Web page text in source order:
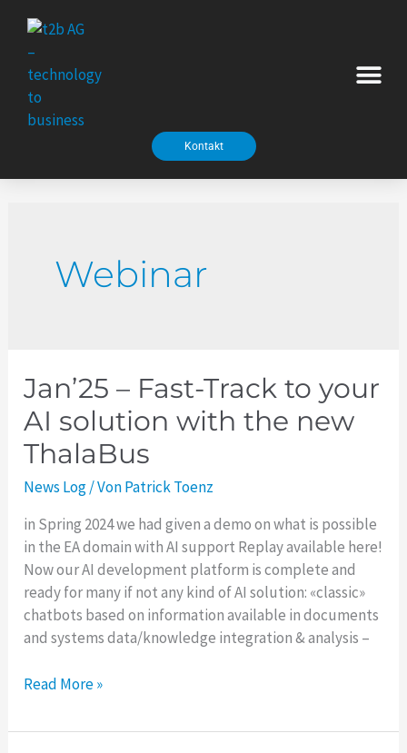
Inhalt
springen
Kontakt
Webinar
Jan’25 – Fast-Track to your
AI solution with the new
ThalaBus
News Log/ VonPatrick Toenz
in Spring 2024 we had given a demo on what is possible
in the EA domain with AI support Replay available here!
Now our AI development platform is complete and
ready for many if not any kind of AI solution: «classic»
chatbots based on information available in documents
and systems data/knowledge integration & analysis –
Jan’25
–
Fast-
Track
your
AI
solution
with
the
new
ThalaBus
Read More »